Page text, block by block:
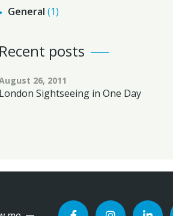
General (1)
Recent posts
26, 2011
London Sightseeing in One Day